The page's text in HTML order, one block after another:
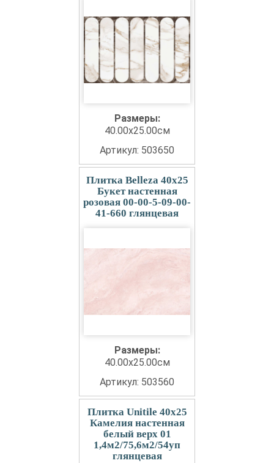
Размеры:
40.00x25.00см
Артикул: 503650
Плитка Belleza 40x25
Букет настенная
розовая 00-00-5-09-00-
41-660 глянцевая
Размеры:
40.00x25.00см
Артикул: 503560
Плитка Unitile 40x25
Камелия настенная
белый верх 01
1,4м2/75,6м2/54уп
глянцевая